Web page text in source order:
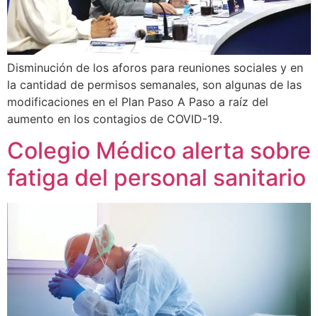
Disminución de los aforos para reuniones sociales y en
la cantidad de permisos semanales, son algunas de las
modificaciones en el Plan Paso A Paso a raíz del
aumento en los contagios de COVID-19.
Colegio Médico alerta sobre
fatiga del personal sanitario